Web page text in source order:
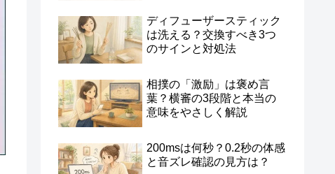
ディフューザースティック
は洗える？交換すべき3つ
のサインと対処法
相撲の「激励」は褒め言
葉？横審の3段階と本当の
意味をやさしく解説
200msは何秒？0.2秒の体感
と音ズレ確認の見方は？